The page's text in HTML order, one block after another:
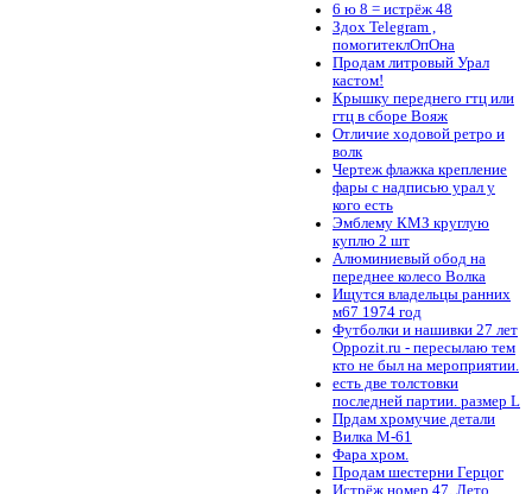
6 ю 8 = истрёж 48
Здох Telegram ,
помогитеклОпОна
Продам литровый Урал
кастом!
Крышку переднего гтц или
гтц в сборе Вояж
Отличие ходовой ретро и
волк
Чертеж флажка крепление
фары с надписью урал у
кого есть
Эмблему КМЗ круглую
куплю 2 шт
Алюминиевый обод на
переднее колесо Волка
Ищутся владельцы ранних
м67 1974 год
Футболки и нашивки 27 лет
Oppozit.ru - пересылаю тем
кто не был на мероприятии.
есть две толстовки
последней партии. размер L
Прдам хромучие детали
Вилка М-61
Фара хром.
Продам шестерни Герцог